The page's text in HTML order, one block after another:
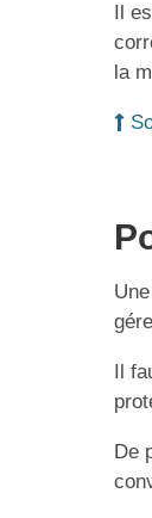
Il
la
Il
De